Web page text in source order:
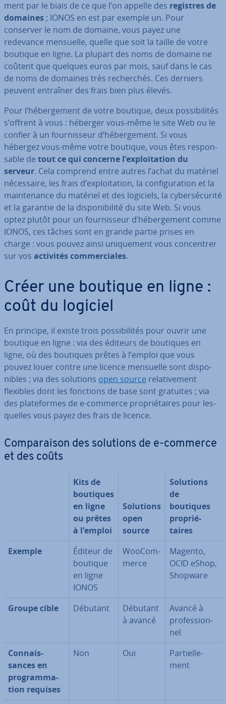
ment par le biais de ce que l’on appelle des registres de
domaines ; IONOS en est par exemple un. Pour
conserver le nom de domaine, vous payez une
redevance mensuelle, quelle que soit la taille de votre
boutique en ligne. La plupart des noms de domaine ne
coûtent que quelques euros par mois, sauf dans le cas
de noms de domaines très re­cher­chés. Ces derniers
peuvent entraîner des frais bien plus élevés.
Pour l’hé­ber­ge­ment de votre boutique, deux pos­si­bi­li­tés
s’offrent à vous : héberger vous-même le site Web ou le
confier à un four­nis­seur d’hé­ber­ge­ment. Si vous
hébergez vous-même votre boutique, vous êtes res­pon­
sable de tout ce qui concerne l’ex­ploi­ta­tion du
serveur. Cela comprend entre autres l’achat du matériel
né­ces­saire, les frais d’ex­ploi­ta­tion, la con­fi­gu­ra­tion et la
main­te­nance du matériel et des logiciels, la cy­ber­sé­cu­rité
et la garantie de la dis­po­ni­bi­lité du site Web. Si vous
optez plutôt pour un four­nis­seur d’hé­ber­ge­ment comme
IONOS, ces tâches sont en grande partie prises en
charge : vous pouvez ainsi uni­que­ment vous con­cen­trer
sur vos activités com­mer­ciales.
Créer une boutique en ligne :
coût du logiciel
En principe, il existe trois pos­si­bi­li­tés pour ouvrir une
boutique en ligne : via des éditeurs de boutiques en
ligne, où des boutiques prêtes à l’emploi que vous
pouvez louer contre une licence mensuelle sont dis­po­
nibles ; via des solutions open source re­la­ti­ve­ment
flexibles dont les fonctions de base sont gratuites ; via
des pla­te­formes de e-commerce pro­prié­taires pour les­
quelles vous payez des frais de licence.
Com­pa­rai­son des solutions de e-commerce
et des coûts
Kits de
boutiques
en ligne
ou prêtes
à l’emploi
Solutions
open
source
Solutions
de
boutiques
pro­prié­
taires
Exemple
Éditeur de
boutique
en ligne
IONOS
Woo­Com­
merce
Magento,
OCID eShop,
Shopware
Groupe cible Débutant
Débutant
à avancé
Avancé à
pro­fes­sion­
nel
Con­nais­
sances en
pro­gram­ma­
tion requises
Non Oui
Par­tiel­le­
ment